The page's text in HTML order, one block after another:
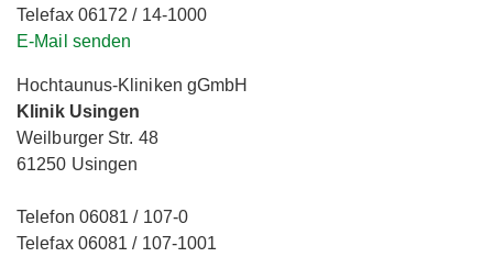
Telefax 06172 / 14-1000
E-Mail senden
Hochtaunus-Kliniken gGmbH
Klinik Usingen
Weilburger Str. 48
61250 Usingen
Telefon 06081 / 107-0
Telefax 06081 / 107-1001